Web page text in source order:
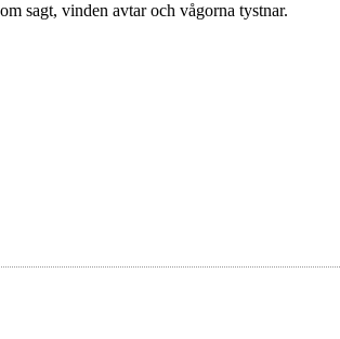
sagt, vinden avtar och vågorna tystnar.